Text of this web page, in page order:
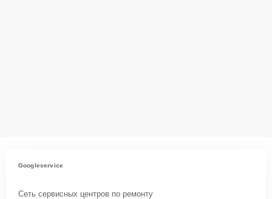
Googleservice
Сеть сервисных центров по ремонту